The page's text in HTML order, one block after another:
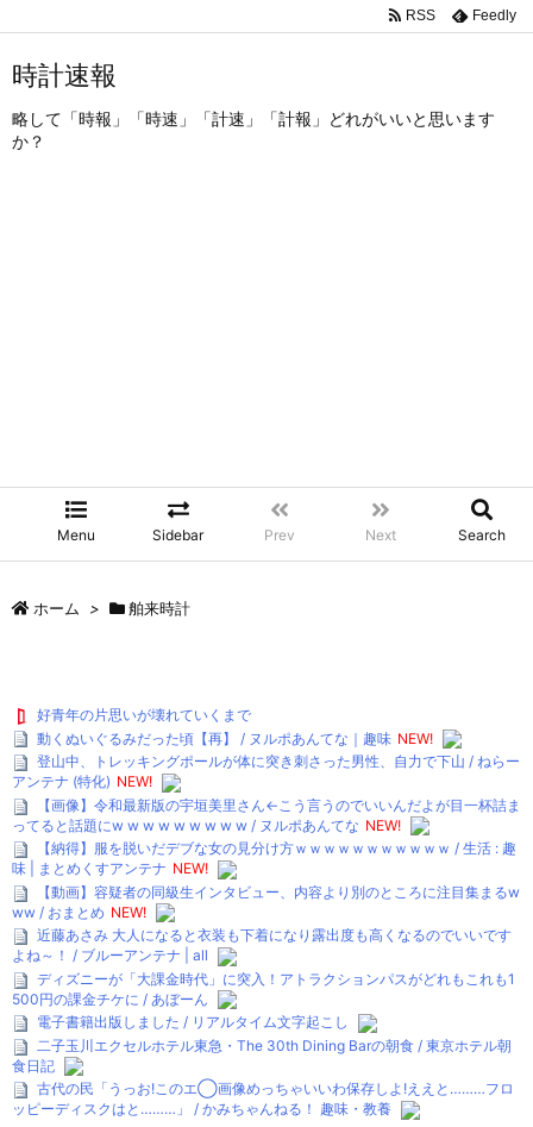
時計速報
略して「時報」「時速」「計速」「計報」どれがいいと思います
か？
Menu Sidebar Prev Next Search
RSS Feedly
ホーム > 舶来時計
好青年の片思いが壊れていくまで
動くぬいぐるみだった頃【再】 / ヌルポあんてな｜趣味 NEW!
登山中、トレッキングポールが体に突き刺さった男性、自力で下山 / ねらー
アンテナ (特化) NEW!
【画像】令和最新版の宇垣美里さん←こう言うのでいいんだよが目一杯詰ま
ってると話題にw w w w w w w w w / ヌルポあんてな NEW!
【納得】服を脱いだデブな女の見分け方ｗｗｗｗｗｗｗｗｗｗｗ / 生活 : 趣
味 | まとめくすアンテナ NEW!
【動画】容疑者の同級生インタビュー、内容より別のところに注目集まるw
ww / おまとめ NEW!
近藤あさみ 大人になると衣装も下着になり露出度も高くなるのでいいです
よね～！ / ブルーアンテナ | all
ディズニーが「大課金時代」に突入！アトラクションパスがどれもこれも1
500円の課金チケに / あぼーん
電子書籍出版しました / リアルタイム文字起こし
二子玉川エクセルホテル東急・The 30th Dining Barの朝食 / 東京ホテル朝
食日記
古代の民「うっお!このエ◯画像めっちゃいいわ保存しよ!ええと………フロ
ッピーディスクはと………」 / かみちゃんねる！ 趣味・教養